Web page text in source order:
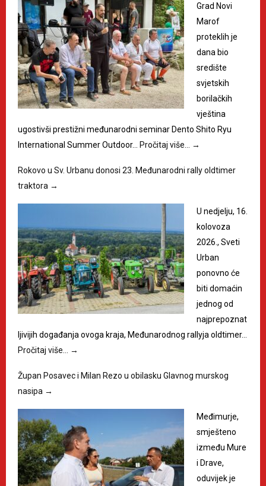
Grad Novi
Marof
proteklih je
dana bio
središte
svjetskih
borilačkih
vještina
ugostivši prestižni međunarodni seminar Dento Shito Ryu
International Summer Outdoor… Pročitaj više… →
Rokovo u Sv. Urbanu donosi 23. Međunarodni rally oldtimer
traktora →
U nedjelju, 16.
kolovoza
2026., Sveti
Urban
ponovno će
biti domaćin
jednog od
najprepoznat
ljivijih događanja ovoga kraja, Međunarodnog rallyja oldtimer…
Pročitaj više…
→
Župan Posavec i Milan Rezo u obilasku Glavnog murskog
nasipa →
Međimurje,
smješteno
između Mure
i Drave,
oduvijek je